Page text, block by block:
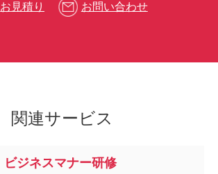
お見積り お問い合わせ
関連サービス
ビジネスマナー研修